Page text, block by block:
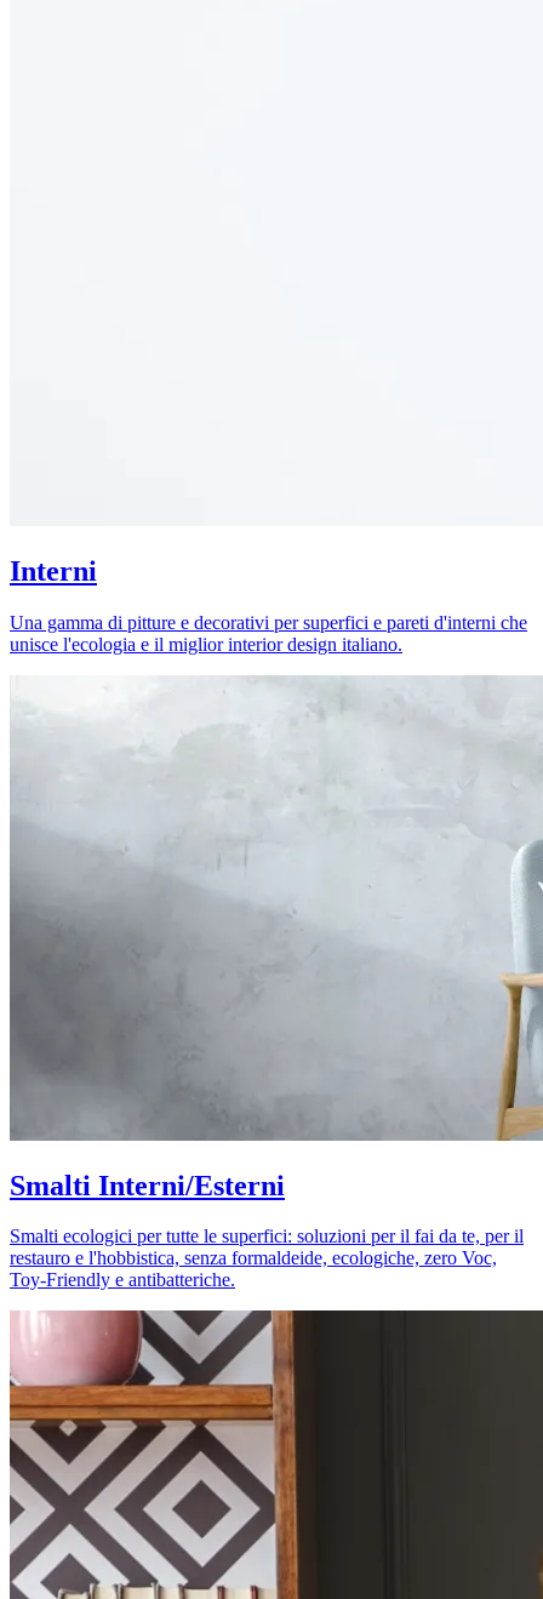
Interni
Una gamma di pitture e decorativi per superfici e pareti d'interni che
unisce l'ecologia e il miglior interior design italiano.
Smalti Interni/Esterni
Smalti ecologici per tutte le superfici: soluzioni per il fai da te, per il
restauro e l'hobbistica, senza formaldeide, ecologiche, zero Voc,
Toy-Friendly e antibatteriche.